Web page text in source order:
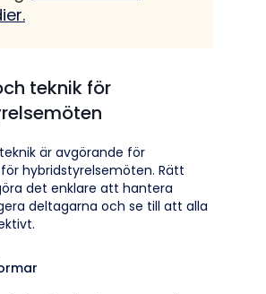
teknik för
är avgörande för
hybridstyrelsemöten. Rätt
det enklare att hantera
deltagarna och se till att alla